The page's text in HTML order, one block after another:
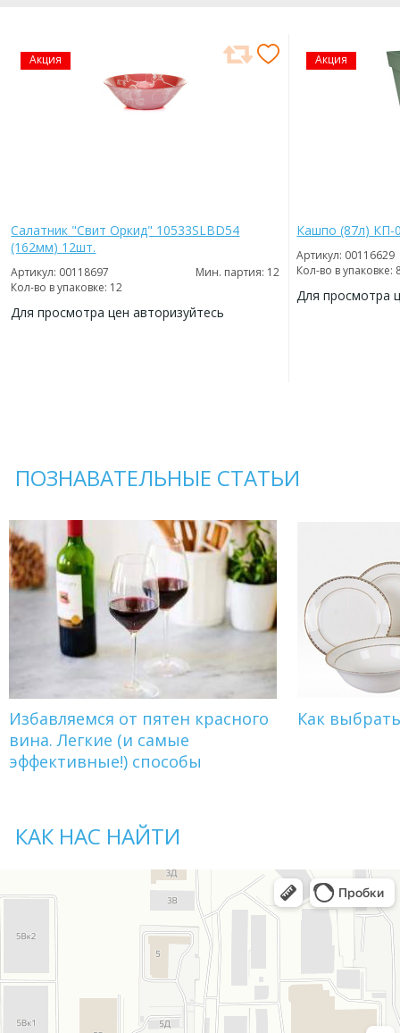
Акция
Салатник "Свит Оркид" 10533SLBD54
(162мм) 12шт.
Артикул: 00118697
Мин. партия: 12
Кол-во в упаковке: 12
Для просмотра цен авторизуйтесь
Акция
Кашпо (87л) КП-
Артикул: 00116629
Кол-во в упаковке:
Для просмотра
ПОЗНАВАТЕЛЬНЫЕ СТАТЬИ
Избавляемся от пятен красного
вина. Легкие (и самые
эффективные!) способы
Как
КАК НАС НАЙТИ